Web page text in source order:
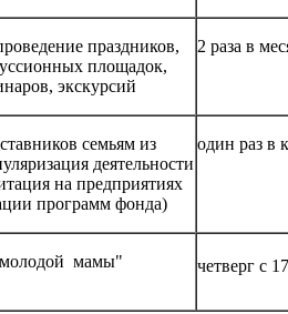
праздников,
площадок,
экскурсий
2 раза в
семьям из
деятельности
на предприятиях
программ фонда)
один раз в
мамы" четверг с 17